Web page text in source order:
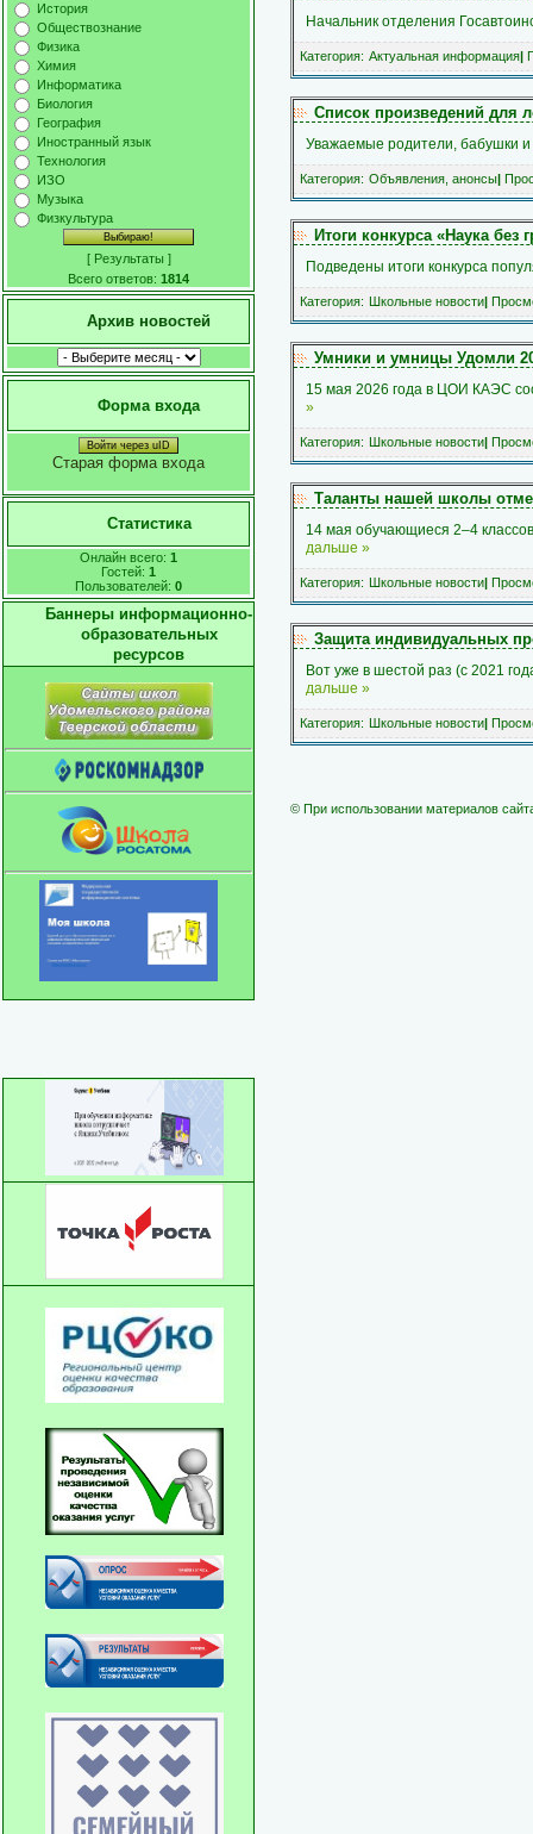
История
Обществознание
Физика
Химия
Информатика
Биология
География
Иностранный язык
Технология
ИЗО
Музыка
Физкультура
[ Результаты ]
Всего ответов: 1814
Архив новостей
Форма входа
Войти через uID
Старая форма входа
Статистика
Онлайн всего: 1
Гостей: 1
Пользователей: 0
Баннеры информационно-
образовательных
ресурсов
Начальник отделения
Категория: Актуальная информация|
Список произведений для
Уважаемые родители, бабушки
Категория: Объявления, анонсы|
Итоги конкурса «Наука без
Подведены итоги конкурса
Категория: Школьные новости|
Умники и умницы Удомли
15 мая 2026 года в ЦОИ КАЭС
»
Категория: Школьные новости|
Таланты нашей школы
14 мая обучающиеся 2–4
дальше »
Категория: Школьные новости|
Защита индивидуальных
Вот уже в шестой раз (с 2021
дальше »
Категория: Школьные новости|
© При использовании материалов